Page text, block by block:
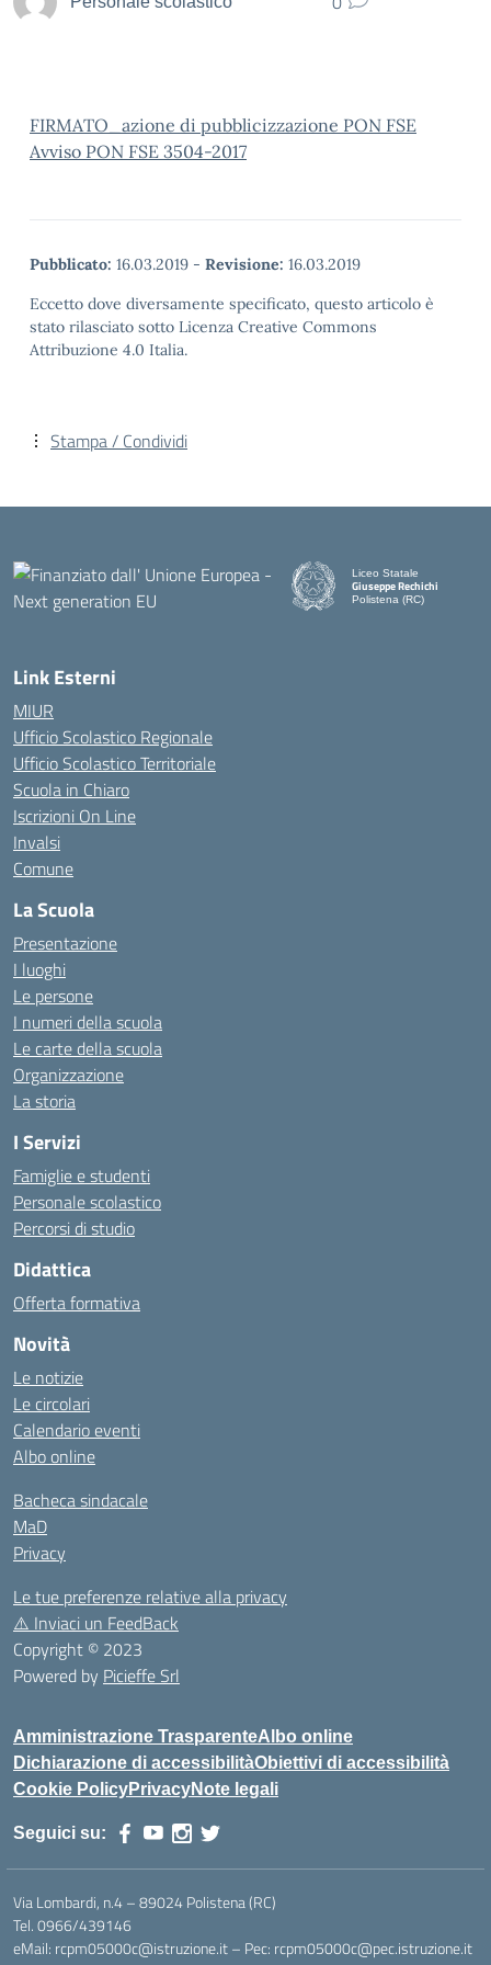
FIRMATO_azione di pubblicizzazione PON FSE
Avviso PON FSE 3504-2017
Pubblicato: 16.03.2019 - Revisione: 16.03.2019
Eccetto dove diversamente specificato, questo articolo è
stato rilasciato sotto Licenza Creative Commons
Attribuzione 4.0 Italia.
Stampa / Condividi
Liceo Statale
Giuseppe Rechichi
Polistena (RC)
Link Esterni
MIUR
Ufficio Scolastico Regionale
Ufficio Scolastico Territoriale
Scuola in Chiaro
Iscrizioni On Line
Invalsi
Comune
La Scuola
Presentazione
I luoghi
Le persone
I numeri della scuola
Le carte della scuola
Organizzazione
La storia
I Servizi
Famiglie e studenti
Personale scolastico
Percorsi di studio
Didattica
Offerta formativa
Novità
Le notizie
Le circolari
Calendario eventi
Albo online
Bacheca sindacale
MaD
Privacy
Le tue preferenze relative alla privacy
⚠️ Inviaci un FeedBack
Copyright © 2023
Powered by Picieffe Srl
Amministrazione TrasparenteAlbo online
Dichiarazione di accessibilitàObiettivi di accessibilità
Cookie PolicyPrivacyNote legali
Seguici su:
Via Lombardi, n.4 – 89024 Polistena (RC)
Tel. 0966/439146
eMail: rcpm05000c@istruzione.it – Pec: rcpm05000c@pec.istruzione.it